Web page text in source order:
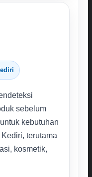
sebelum
kebutuhan
terutama
kosmetik,